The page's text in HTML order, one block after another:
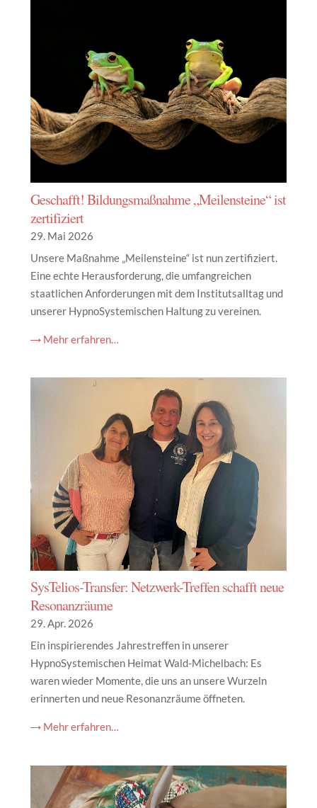
Geschafft! Bildungsmaßnahme „Meilensteine“ ist
zertifiziert
29. Mai 2026
Unsere Maßnahme „Meilensteine“ ist nun zertifiziert.
Eine echte Herausforderung, die umfangreichen
staatlichen Anforderungen mit dem Institutsalltag und
unserer HypnoSystemischen Haltung zu vereinen.
→ Mehr erfahren…
SysTelios-Transfer: Netzwerk-Treffen schafft neue
Resonanzräume
29. Apr. 2026
Ein inspirierendes Jahrestreffen in unserer
HypnoSystemischen Heimat Wald-Michelbach: Es
waren wieder Momente, die uns an unsere Wurzeln
erinnerten und neue Resonanzräume öffneten.
→ Mehr erfahren…